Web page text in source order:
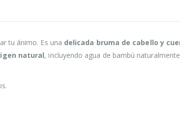
tu ánimo. Es una delicada bruma de cabello y
natural, incluyendo agua de bambú